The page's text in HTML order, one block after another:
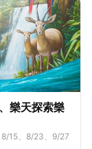
樂天探索樂
15、8/23、9/27